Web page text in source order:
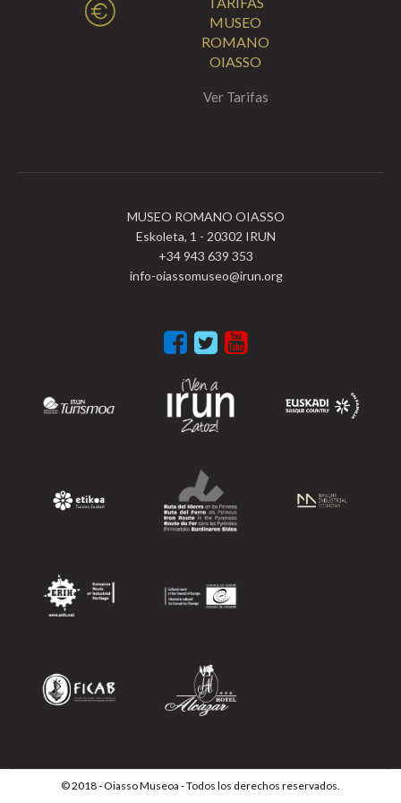
MUSEO
ROMANO
OIASSO
Ver Tarifas
MUSEO ROMANO OIASSO
Eskoleta, 1 - 20302 IRUN
+34 943 639 353
info-oiassomuseo@irun.org
© 2018 - Oiasso Museoa - Todos los derechos reservados.